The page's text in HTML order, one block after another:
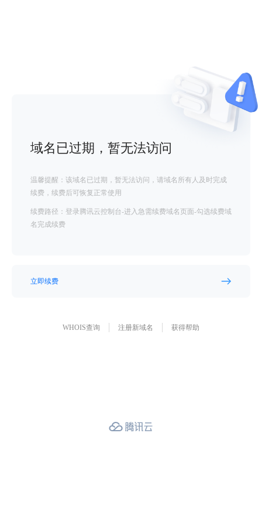
域名已过期，暂无法访问
温馨提醒：该域名已过期，暂无法访问，请域名所有人及时完成
续费，续费后可恢复正常使用
续费路径：登录腾讯云控制台-进入急需续费域名页面-勾选续费域
名完成续费
立即续费
WHOIS查询 注册新域名 获得帮助